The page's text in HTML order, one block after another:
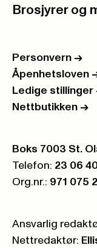
Brosjyrer og
Personvern ->
Åpenhetsloven -
Ledige stillinger
Nettbutikken ->
Postboks:
Boks 7003 St.
Telefon: 23 06
Org.nr.: 971 075
Ansvarlig
Nettredaktør: